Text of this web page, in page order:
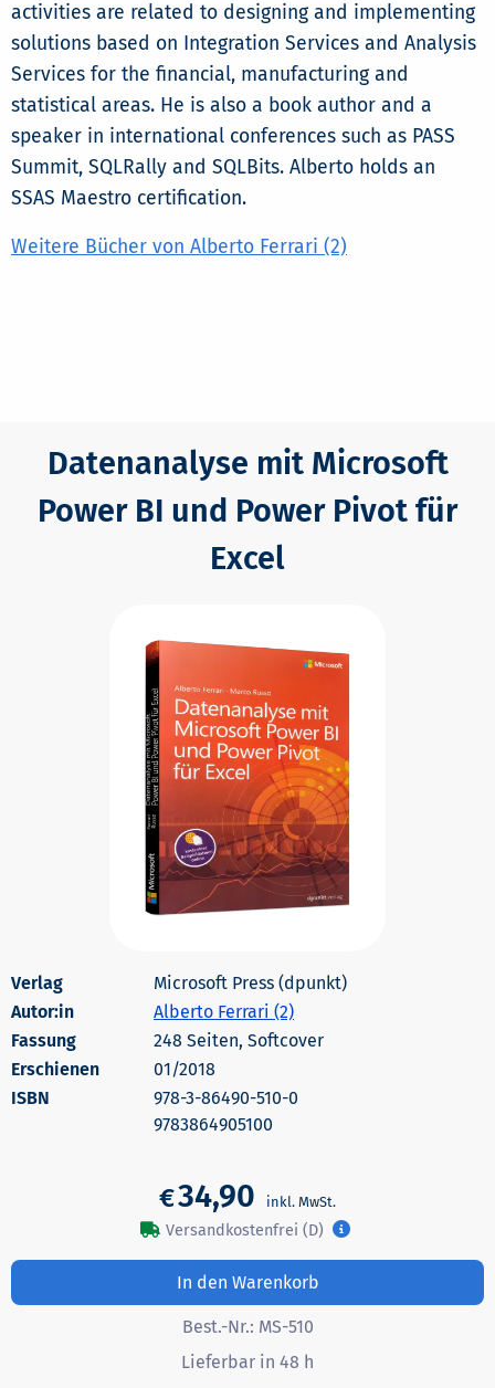
activities are related to designing and implementing
solutions based on Integration Services and Analysis
Services for the financial, manufacturing and
statistical areas. He is also a book author and a
speaker in international conferences such as PASS
Summit, SQLRally and SQLBits. Alberto holds an
SSAS Maestro certification.
Weitere Bücher von Alberto Ferrari (2)
Datenanalyse mit Microsoft
Power BI und Power Pivot für
Excel
Microsoft Press (dpunkt)
Autor:in
Alberto Ferrari (2)
248 Seiten, Softcover
Erschienen
01/2018
978-3-86490-510-0
9783864905100
€34,90
Versandkostenfrei (D)
In den Warenkorb
Best.-Nr.: MS-510
Lieferbar in 48 h